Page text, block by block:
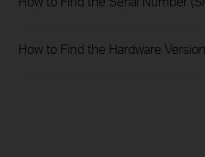
How to Find the Hardware